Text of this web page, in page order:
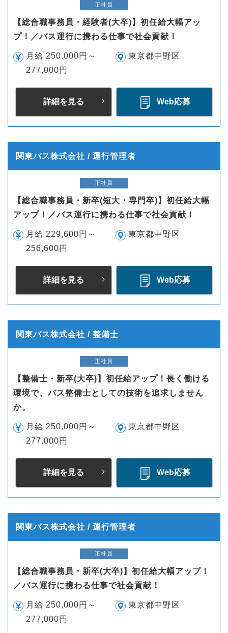
正社員
【総合職事務員・経験者(大卒)】初任給大幅アッ
プ！／バス運行に携わる仕事で社会貢献！
月給 250,000円～
277,000円
東京都中野区
詳細を見る Web応募
関東バス株式会社 / 運行管理者
正社員
【総合職事務員・新卒(短大・専門卒)】初任給大幅
アップ！／バス運行に携わる仕事で社会貢献！
月給 229,600円～
256,600円
東京都中野区
詳細を見る Web応募
関東バス株式会社 / 整備士
正社員
【整備士・新卒(大卒)】初任給アップ！長く働ける
環境で、バス整備士としての技術を追求しません
か。
月給 250,000円～
277,000円
東京都中野区
詳細を見る Web応募
関東バス株式会社 / 運行管理者
正社員
【総合職事務員・新卒(大卒)】初任給大幅アップ！
／バス運行に携わる仕事で社会貢献！
月給 250,000円～
277,000円
東京都中野区